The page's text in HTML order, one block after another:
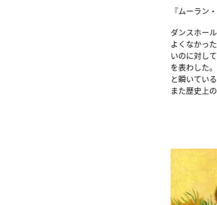
『ムーラン
ダンスホー
よくなかっ
いのに対し
を表わした
と瞬いてい
また歴史上